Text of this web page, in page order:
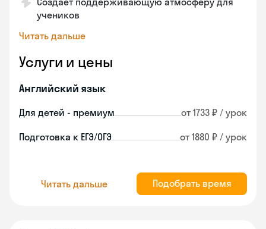
учеников
Читать дальше
Услуги и цены
Английский язык
Для детей - премиум от 1733 ₽ / урок
Подготовка к ЕГЭ/ОГЭ от 1880 ₽ / урок
Читать дальше Подобрать время